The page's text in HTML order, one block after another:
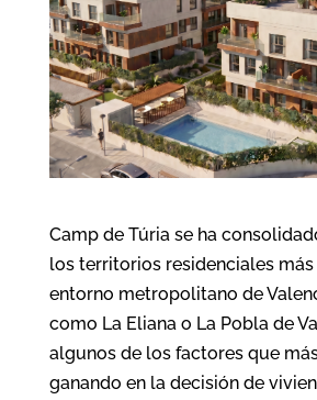
Camp de Túria se ha
los territorios residenciales
entorno metropolitano de
como La Eliana o La Pobla de
algunos de los factores que
ganando en la decisión de